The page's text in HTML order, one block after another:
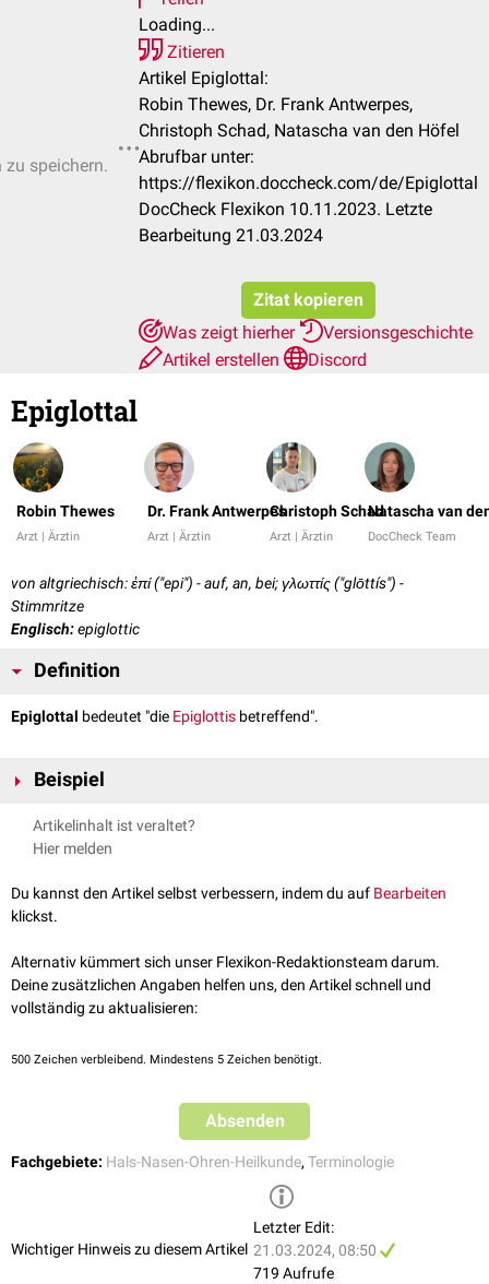
zu speichern.
Loading...
Zitieren
Artikel Epiglottal:
Robin Thewes, Dr. Frank Antwerpes,
Christoph Schad, Natascha van den Höfel
Abrufbar unter:
https://flexikon.doccheck.com/de/Epiglottal
DocCheck Flexikon 10.11.2023. Letzte
Bearbeitung 21.03.2024
Zitat kopieren
Was zeigt hierher
Versionsgeschichte
Artikel erstellen
Discord
Epiglottal
Robin Thewes
Arzt | Ärztin
Dr. Frank Antwerpes
Arzt | Ärztin
Christoph Schad
Arzt | Ärztin
Natascha van
DocCheck Team
von altgriechisch: ἐπί ("epi") - auf, an, bei; γλωττίς ("glōttís") -
Stimmritze
Englisch:epiglottic
Definition
Epiglottal bedeutet "die Epiglottis betreffend".
Beispiel
Epiglottale Artikulation
Artikelinhalt ist veraltet?
Hier melden
Du kannst den Artikel selbst verbessern, indem du auf Bearbeiten
klickst.
Alternativ kümmert sich unser Flexikon-Redaktionsteam darum.
Deine zusätzlichen Angaben helfen uns, den Artikel schnell und
vollständig zu aktualisieren:
500 Zeichen verbleibend. Mindestens 5 Zeichen benötigt.
Absenden
Fachgebiete: Hals-Nasen-Ohren-Heilkunde, Terminologie
Wichtiger Hinweis zu diesem Artikel
Letzter Edit:
21.03.2024, 08:50
719 Aufrufe